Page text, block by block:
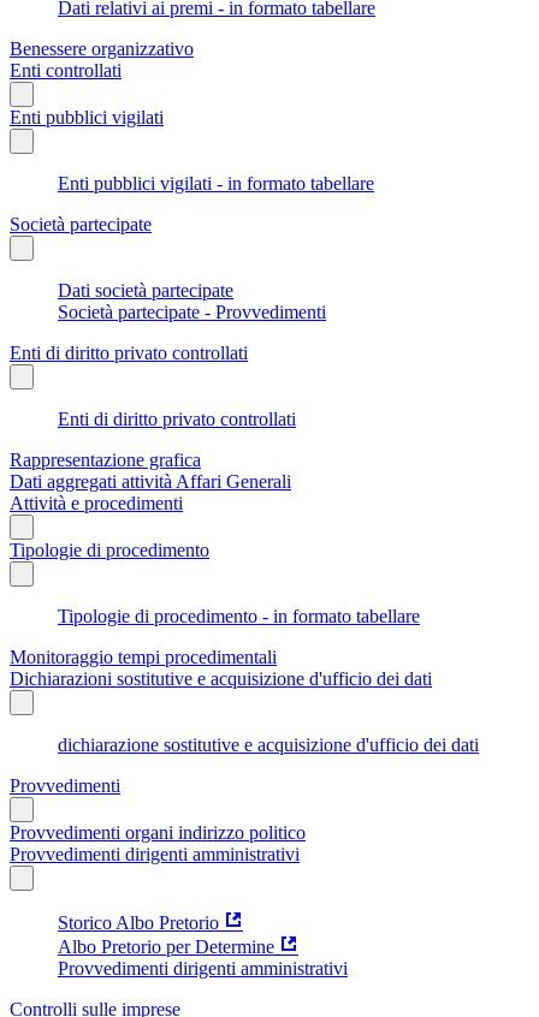
Dati relativi ai premi - in formato tabellare
Benessere organizzativo
Enti controllati
Enti pubblici vigilati
Enti pubblici vigilati - in formato tabellare
Società partecipate
Dati società partecipate
Società partecipate - Provvedimenti
Enti di diritto privato controllati
Enti di diritto privato controllati
Rappresentazione grafica
Dati aggregati attività Affari Generali
Attività e procedimenti
Tipologie di procedimento
Tipologie di procedimento - in formato tabellare
Monitoraggio tempi procedimentali
Dichiarazioni sostitutive e acquisizione d'ufficio dei dati
dichiarazione sostitutive e acquisizione d'ufficio dei dati
Provvedimenti
Provvedimenti organi indirizzo politico
Provvedimenti dirigenti amministrativi
Storico Albo Pretorio
Albo Pretorio per Determine
Provvedimenti dirigenti amministrativi
Controlli sulle imprese